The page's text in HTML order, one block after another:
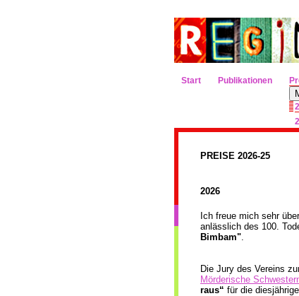
Start Publikationen
PREISE 2026-25
2026
Ich freue mich sehr
anlässlich des 100.
Bimbam".
Die Jury des Vereins
Mörderische
raus“ für die